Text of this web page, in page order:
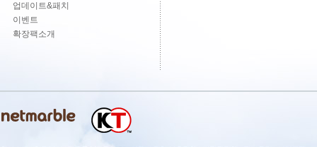
업데이트&패치
이벤트
확장팩소개